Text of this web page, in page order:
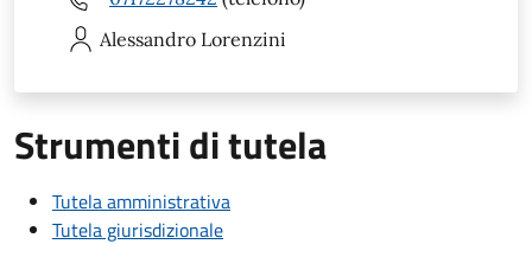
Alessandro Lorenzini
Strumenti di tutela
Tutela amministrativa
Tutela giurisdizionale